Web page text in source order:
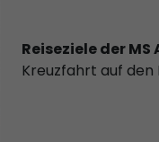
Reiseziele der MS
Kreuzfahrt auf den